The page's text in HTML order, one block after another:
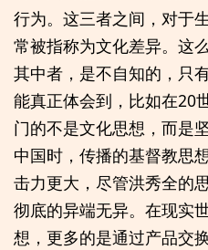
行为。这三者之间，对于
常被指称为文化差异。这
其中者，是不自知的，只
能真正体会到，比如在20
门的不是文化思想，而是
中国时，传播的基督教思
击力更大，尽管洪秀全的
彻底的异端无异。在现实
想，更多的是通过产品交